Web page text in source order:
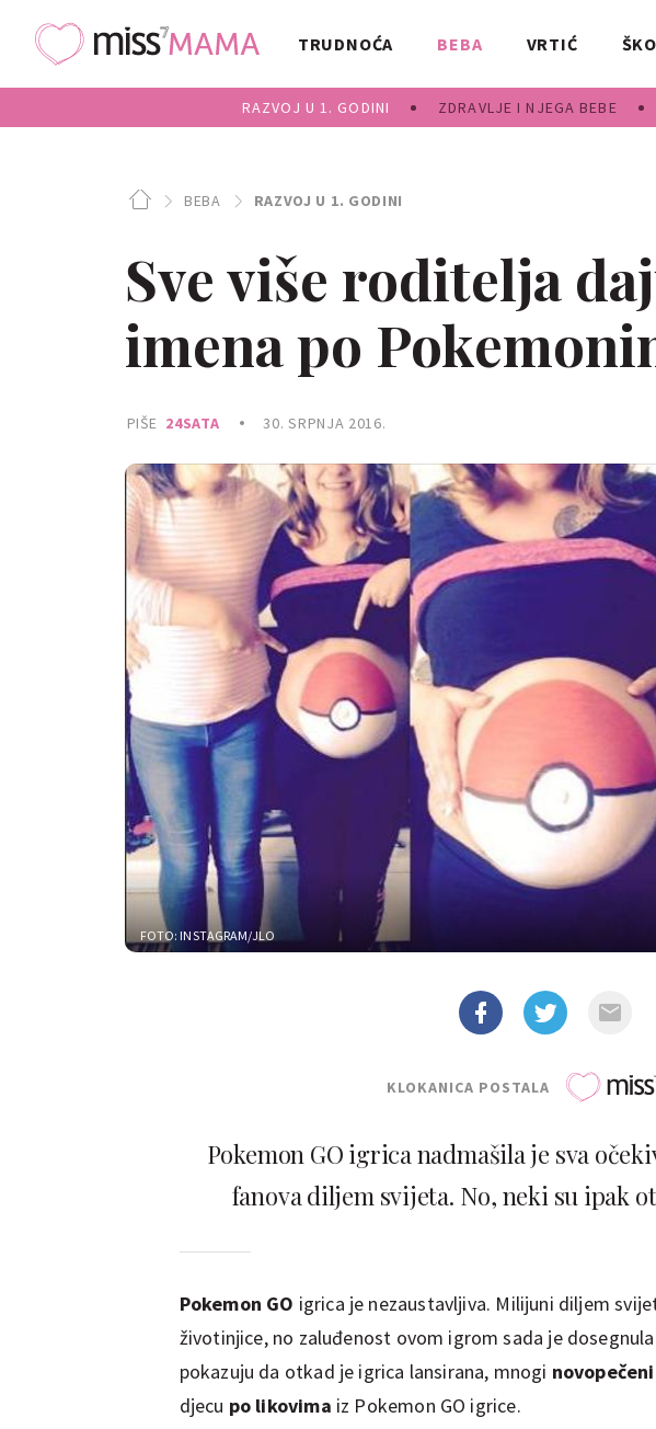
TRUDNOĆA BEBA
RAZVOJ U 1. GODINI ZDRAVLJE I NJEGA BEBE
VRTIĆ
BEBA RAZVOJ U 1. GODINI
Sve više roditelja
imena po
PIŠE 24SATA 30. SRPNJA 2016.
FOTO: INSTAGRAM/JLO
KLOKANICA POSTALA
Pokemon GO igrica nadmašila je sva
fanova diljem svijeta. No, neki su ipak
Pokemon GO igrica je nezaustavljiva. Milijuni diljem
životinjice, no zaluđenost ovom igrom sada je
pokazuju da otkad je igrica lansirana, mnogi
djecu po likovima iz Pokemon GO igrice.